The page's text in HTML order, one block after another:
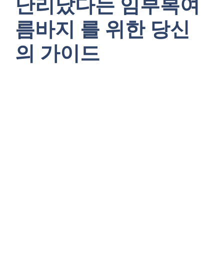
름바지 를 위한 당신
의 가이드